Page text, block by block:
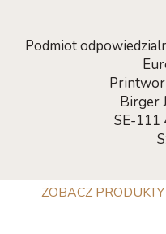
Podmiot
Birger
SE-111
ZOBACZ